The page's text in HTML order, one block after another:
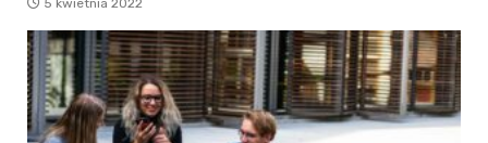
5 kwietnia 2022